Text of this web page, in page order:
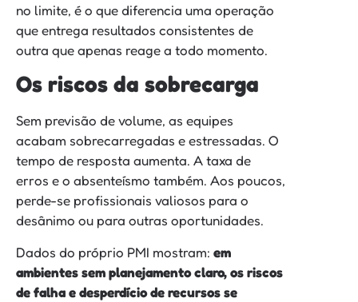
no limite, é o que diferencia uma operação
que entrega resultados consistentes de
outra que apenas reage a todo momento.
Os riscos da sobrecarga
Sem previsão de volume, as equipes
acabam sobrecarregadas e estressadas. O
tempo de resposta aumenta. A taxa de
erros e o absenteísmo também. Aos poucos,
perde-se profissionais valiosos para o
desânimo ou para outras oportunidades.
Dados do próprio PMI mostram: em
ambientes sem planejamento claro, os riscos
de falha e desperdício de recursos se